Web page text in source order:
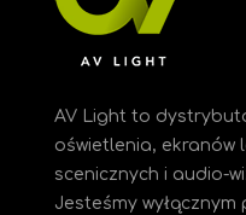
AV Light to
oświetlenia, ekranów
scenicznych i audio-
Jesteśmywyłącznym